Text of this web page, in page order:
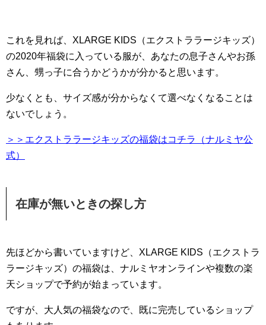
これを見れば、XLARGE KIDS（エクストララージキッズ）
の2020年福袋に入っている服が、あなたの息子さんやお孫
さん、甥っ子に合うかどうかが分かると思います。
少なくとも、サイズ感が分からなくて選べなくなることは
ないでしょう。
＞＞エクストララージキッズの福袋はコチラ（ナルミヤ公
式）
在庫が無いときの探し方
先ほどから書いていますけど、XLARGE KIDS（エクストラ
ラージキッズ）の福袋は、ナルミヤオンラインや複数の楽
天ショップで予約が始まっています。
ですが、大人気の福袋なので、既に完売しているショップ